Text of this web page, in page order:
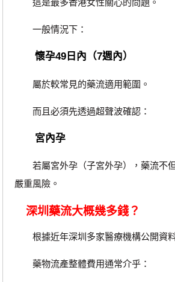
這是最多香港女性關心的問題。
一般情況下：
懷孕49日內（7週內）
屬於較常見的藥流適用範圍。
而且必須先透過超聲波確認：
宮內孕
若屬宮外孕（子宮外孕），藥流不
嚴重風險。
深圳藥流大概幾多錢？
根據近年深圳多家醫療機構公開資料
藥物流產整體費用通常介乎：